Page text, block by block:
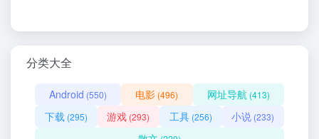
分类大全
Android (550) 电影 (496) 网址导航 (413)
下载 (295) 游戏 (293) 工具(256) 小说 (233)